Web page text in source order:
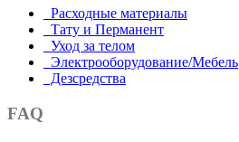
Расходные материалы
Тату и Перманент
Уход за телом
Электрооборудование/Мебель
Дезсредства
FAQ